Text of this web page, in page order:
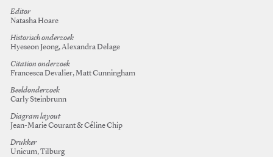
Editor
Natasha Hoare
Historisch onderzoek
Hyeseon Jeong, Alexandra Delage
Citation onderzoek
Francesca Devalier, Matt Cunningham
Beeldonderzoek
Carly Steinbrunn
Diagram layout
Jean-Marie Courant & Céline Chip
Drukker
Unicum, Tilburg